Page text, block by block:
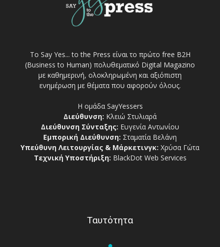
Το Say Yes... to the Press είναι το πρώτο free Β2Η
(Business to Human) πολυθεματικό Digital Magazino
με καθημερινή, ολοκληρωμένη και αξιόπιστη
ενημέρωση με θέματα που αφορούν όλους.
Η ομάδα SayYessers
Διεύθυνση: Κλειώ Στυλιαρά
Διεύθυνση Σύνταξης: Ευγενία Αντωνίου
Εμπορική Διεύθυνση: Σταματία Βελάνη
Υπεύθυνη Λειτουργίας & Μάρκετινγκ: Χρύσα Γώτα
Τεχνική Υποστήριξη: BlackDot Web Services
Ταυτότητα